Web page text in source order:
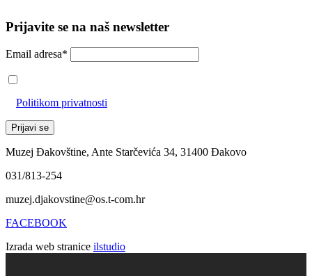
Prijavite se na naš newsletter
Email adresa*
Politikom privatnosti
Muzej Đakovštine, Ante Starčevića 34, 31400 Đakovo
031/813-254
muzej.djakovstine@os.t-com.hr
FACEBOOK
Izrada web stranice ilstudio